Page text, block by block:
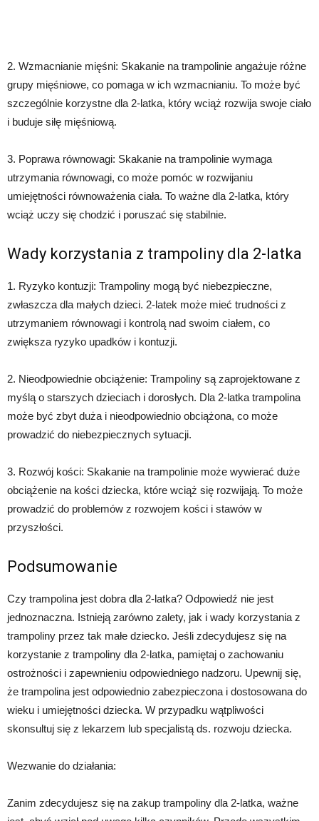
2. Wzmacnianie mięśni: Skakanie na trampolinie angażuje różne
grupy mięśniowe, co pomaga w ich wzmacnianiu. To może być
szczególnie korzystne dla 2-latka, który wciąż rozwija swoje ciało
i buduje siłę mięśniową.
3. Poprawa równowagi: Skakanie na trampolinie wymaga
utrzymania równowagi, co może pomóc w rozwijaniu
umiejętności równoważenia ciała. To ważne dla 2-latka, który
wciąż uczy się chodzić i poruszać się stabilnie.
Wady korzystania z trampoliny dla 2-latka
1. Ryzyko kontuzji: Trampoliny mogą być niebezpieczne,
zwłaszcza dla małych dzieci. 2-latek może mieć trudności z
utrzymaniem równowagi i kontrolą nad swoim ciałem, co
zwiększa ryzyko upadków i kontuzji.
2. Nieodpowiednie obciążenie: Trampoliny są zaprojektowane z
myślą o starszych dzieciach i dorosłych. Dla 2-latka trampolina
może być zbyt duża i nieodpowiednio obciążona, co może
prowadzić do niebezpiecznych sytuacji.
3. Rozwój kości: Skakanie na trampolinie może wywierać duże
obciążenie na kości dziecka, które wciąż się rozwijają. To może
prowadzić do problemów z rozwojem kości i stawów w
przyszłości.
Podsumowanie
Czy trampolina jest dobra dla 2-latka? Odpowiedź nie jest
jednoznaczna. Istnieją zarówno zalety, jak i wady korzystania z
trampoliny przez tak małe dziecko. Jeśli zdecydujesz się na
korzystanie z trampoliny dla 2-latka, pamiętaj o zachowaniu
ostrożności i zapewnieniu odpowiedniego nadzoru. Upewnij się,
że trampolina jest odpowiednio zabezpieczona i dostosowana do
wieku i umiejętności dziecka. W przypadku wątpliwości
skonsultuj się z lekarzem lub specjalistą ds. rozwoju dziecka.
Wezwanie do działania:
Zanim zdecydujesz się na zakup trampoliny dla 2-latka, ważne